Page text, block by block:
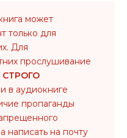
может
только для
Для
прослушивание
СТРОГО
в аудиокниге
пропаганды
написать на почту